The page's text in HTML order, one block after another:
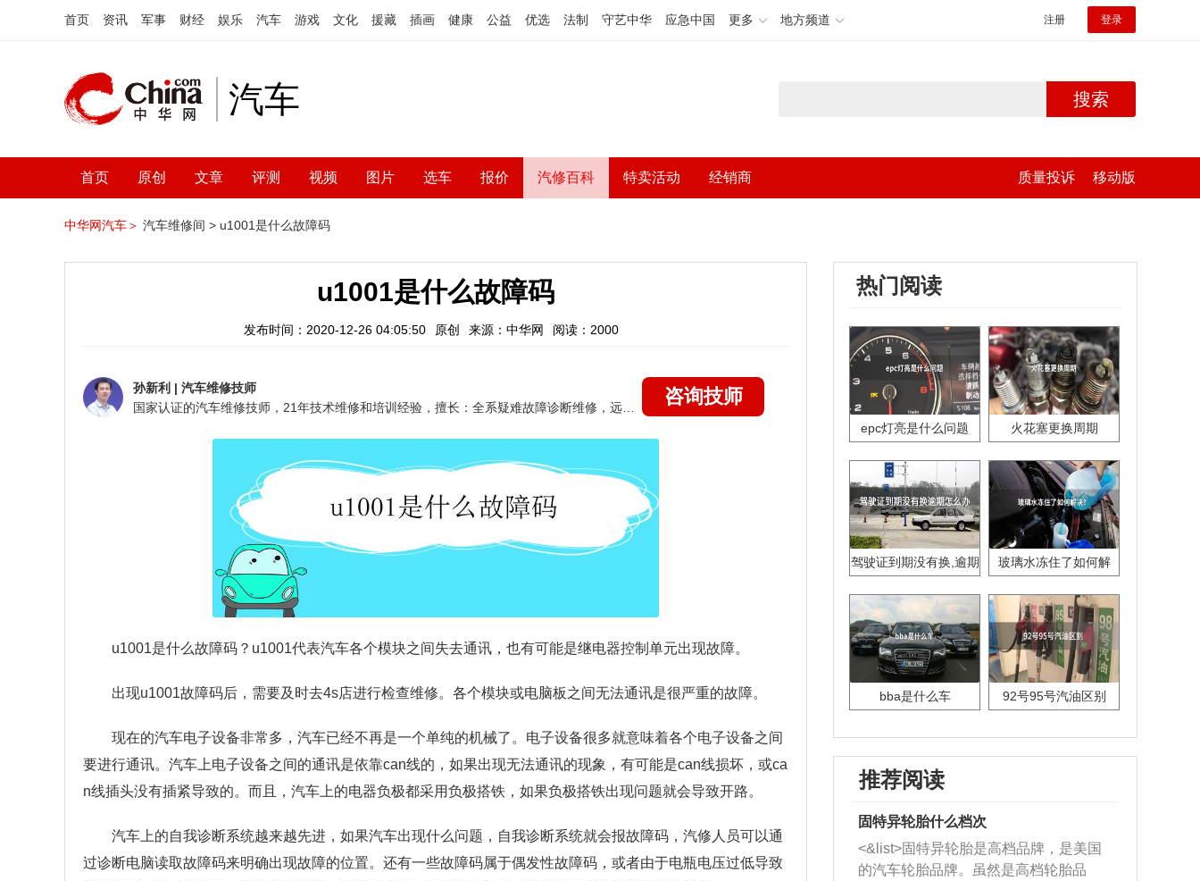
首页 资讯 军事 财经 娱乐 汽车 游戏 文化 援藏 插画 健康 公益 优选 法制 守艺中华 应急中国 更多 地方频道 注册 登录
汽车 搜索
首页 原创 文章 评测 视频 图片 选车 报价 汽修百科 特卖活动 经销商 质量投诉 移动版
中华网汽车＞ 汽车维修间 > u1001是什么故障码
u1001是什么故障码
发布时间：2020-12-26 04:05:50 原创 来源：中华网 阅读：2000
孙新利 | 汽车维修技师
咨询技师
u1001是什么故障码？ u1001代表汽车各个模块之间失去通讯，也有可能是继电器控制单元出现故障。
出现u1001故障码后，需要及时去4s店进行检查维修。各个模块或电脑板之间无法通讯是很严重的故障。
现在的汽车电子设备非常多，汽车已经不再是一个单纯的机械了。电子设备很多就意味着各个电子设备之间
要进行通讯。汽车上电子设备之间的通讯是依靠can线的，如果出现无法通讯的现象，有可能是can线损坏，或ca
n线插头没有插紧导致的。而且，汽车上的电器负极都采用负极搭铁，如果负极搭铁出现问题就会导致开路。
汽车上的自我诊断系统越来越先进，如果汽车出现什么问题，自我诊断系统就会报故障码，汽修人员可以通
过诊断电脑读取故障码来明确出现故障的位置。还有一些故障码属于偶发性故障码，或者由于电瓶电压过低导致
热门阅读
epc灯亮是什么问题 火花塞更换周期
驾驶证到期没有换,逾期
玻璃水冻住了如何解
bba是什么车 92号95号汽油区别
推荐阅读
固特异轮胎什么档次
<&list>固特异轮胎是高档品牌，是美国
的汽车轮胎品牌。虽然是高档轮胎品